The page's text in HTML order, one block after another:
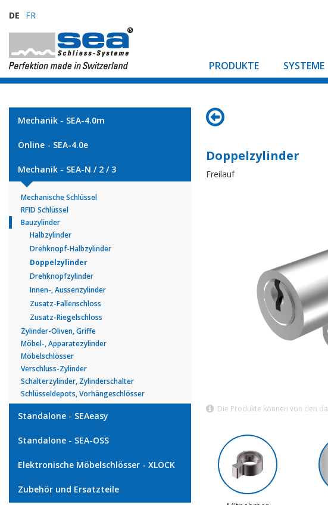
DE FR
PRODUKTE SYSTEME
Mechanik - SEA-4.0m
Online - SEA-4.0e
Mechanik - SEA-N / 2 / 3
Mechanische Schlüssel
RFID Schlüssel
Bauzylinder
Halbzylinder
Drehknopf-Halbzylinder
Doppelzylinder
Drehknopfzylinder
Innen-, Aussenzylinder
Zusatz-Fallenschloss
Zusatz-Riegelschloss
Zylinder-Oliven, Griffe
Möbel-, Apparatezylinder
Möbelschlösser
Verschluss-Zylinder
Schalterzylinder, Zylinderschalter
Schlüsseldepots, Vorhängeschlösser
Standalone - SEAeasy
Standalone - SEA-OSS
Elektronische Möbelschlösser - XLOCK
Zubehör und Ersatzteile
Doppelzylinder
Freilauf
Die Produkte können von den